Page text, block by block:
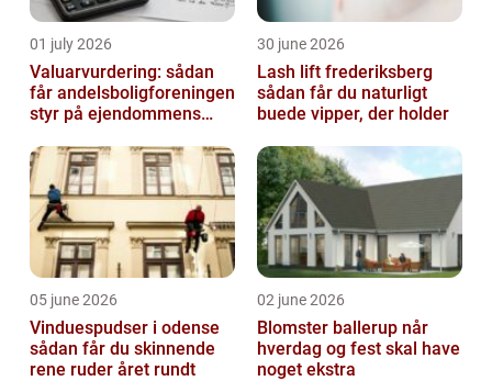
01 july 2026
Valuarvurdering: sådan
får andelsboligforeningen
styr på ejendommens
30 june 2026
Lash lift frederiksberg
sådan får du naturligt
buede vipper, der holder
05 june 2026
Vinduespudser i odense
sådan får du skinnende
rene ruder året rundt
02 june 2026
Blomster ballerup når
hverdag og fest skal have
noget ekstra